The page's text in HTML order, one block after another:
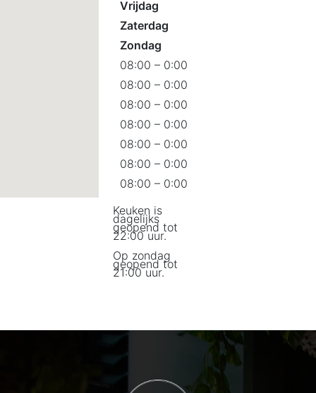
Vrijdag
Zaterdag
Zondag
08:00 – 0:00
08:00 – 0:00
08:00 – 0:00
08:00 – 0:00
08:00 – 0:00
08:00 – 0:00
08:00 – 0:00
Keuken is
dagelijks
geopend tot
22:00 uur.
Op zondag
geopend tot
21:00 uur.